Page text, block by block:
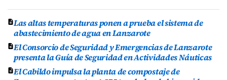
Las altas temperaturas ponen a prueba el sistema de
abastecimiento de agua en Lanzarote
El Consorcio de Seguridad y Emergencias de Lanzarote
presenta la Guía de Seguridad en Actividades Náuticas
El Cabildo impulsa la planta de compostaje de